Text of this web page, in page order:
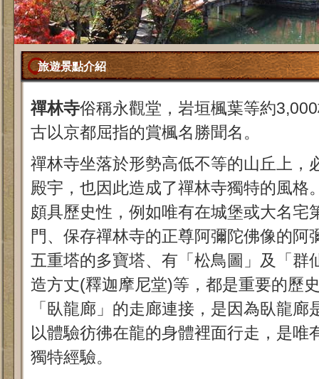
旅遊景點介紹
禪林寺俗稱永觀堂，岩垣楓葉等約
古以京都屈指的賞楓名勝聞名。
禪林寺坐落於形勢高低不等的山丘上，
殿宇，也因此造成了禪林寺獨特的風格
頗具歷史性，例如唯有在城堡或大名宅
門、保存禪林寺的正尊阿彌陀佛像的阿
五重塔的多寶塔、有「松鳥圖」及「群
造方丈(釋迦摩尼堂)等，都是重要的歷
「臥龍廊」的走廊連接，是因為臥龍
以體驗彷彿在龍的身體裡面行走，是唯
獨特經驗。